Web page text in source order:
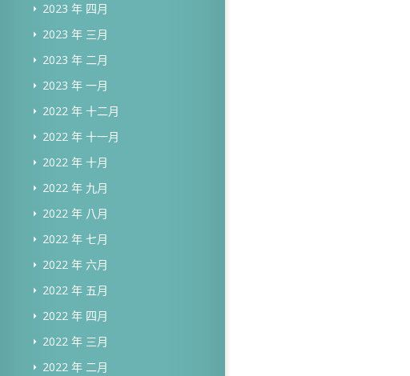
2023 年 四月
2023 年 三月
2023 年 二月
2023 年 一月
2022 年 十二月
2022 年 十一月
2022 年 十月
2022 年 九月
2022 年 八月
2022 年 七月
2022 年 六月
2022 年 五月
2022 年 四月
2022 年 三月
2022 年 二月